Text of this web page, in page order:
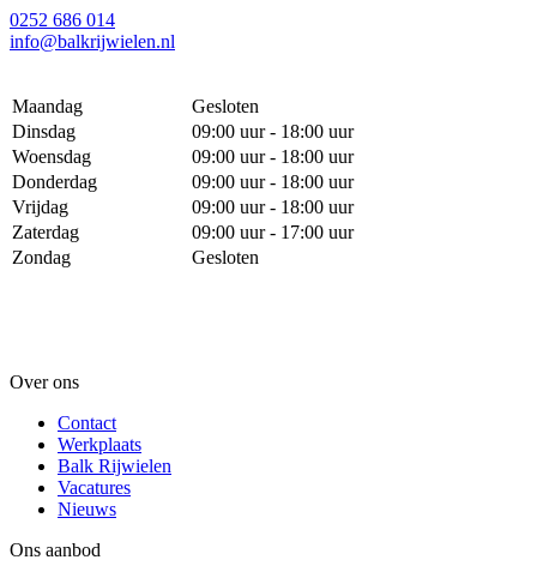
0252 686 014
info@balkrijwielen.nl
Maandag
Gesloten
Dinsdag
09:00 uur - 18:00 uur
Woensdag
09:00 uur - 18:00 uur
Donderdag
09:00 uur - 18:00 uur
Vrijdag
09:00 uur - 18:00 uur
Zaterdag
09:00 uur - 17:00 uur
Zondag
Gesloten
Over ons
Contact
Werkplaats
Balk Rijwielen
Vacatures
Nieuws
Ons aanbod